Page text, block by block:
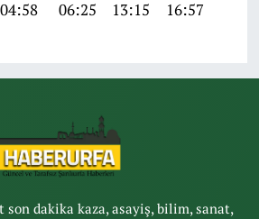
04:58 06:25 13:15 16:57
dakika kaza, asayiş, bilim, sanat,